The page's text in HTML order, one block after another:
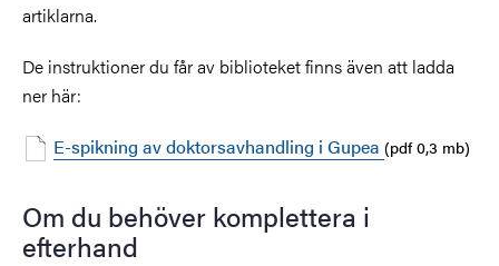
artiklarna.
De instruktioner du får av biblioteket finns även att ladda
ner här:
E-spikning av doktorsavhandling i Gupea (pdf 0,3 mb)
Om du behöver komplettera i
efterhand